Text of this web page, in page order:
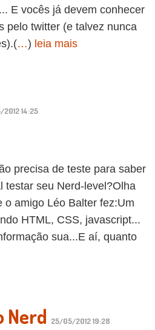
E vocês já devem conhecer
pelo twitter (e talvez nunca
…) leia mais
14:25
precisa de teste para saber
testar seu Nerd-level?Olha
o amigo Léo Balter fez:Um
HTML, CSS, javascript...
sua...E aí, quanto
Nerd 25/05/2012 19:28